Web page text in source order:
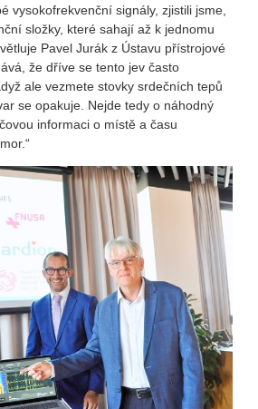
vysokofrekvenční signály, zjistili jsme,
složky, které sahají až k jednomu
Pavel Jurák z Ústavu přístrojové
že dříve se tento jev často
ale vezmete stovky srdečních tepů
se opakuje. Nejde tedy o náhodný
informaci o místě a času